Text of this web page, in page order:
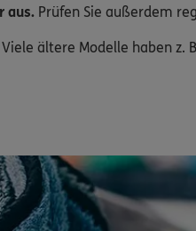
aus. Prüfen Sie außerdem
ältere Modelle haben z.